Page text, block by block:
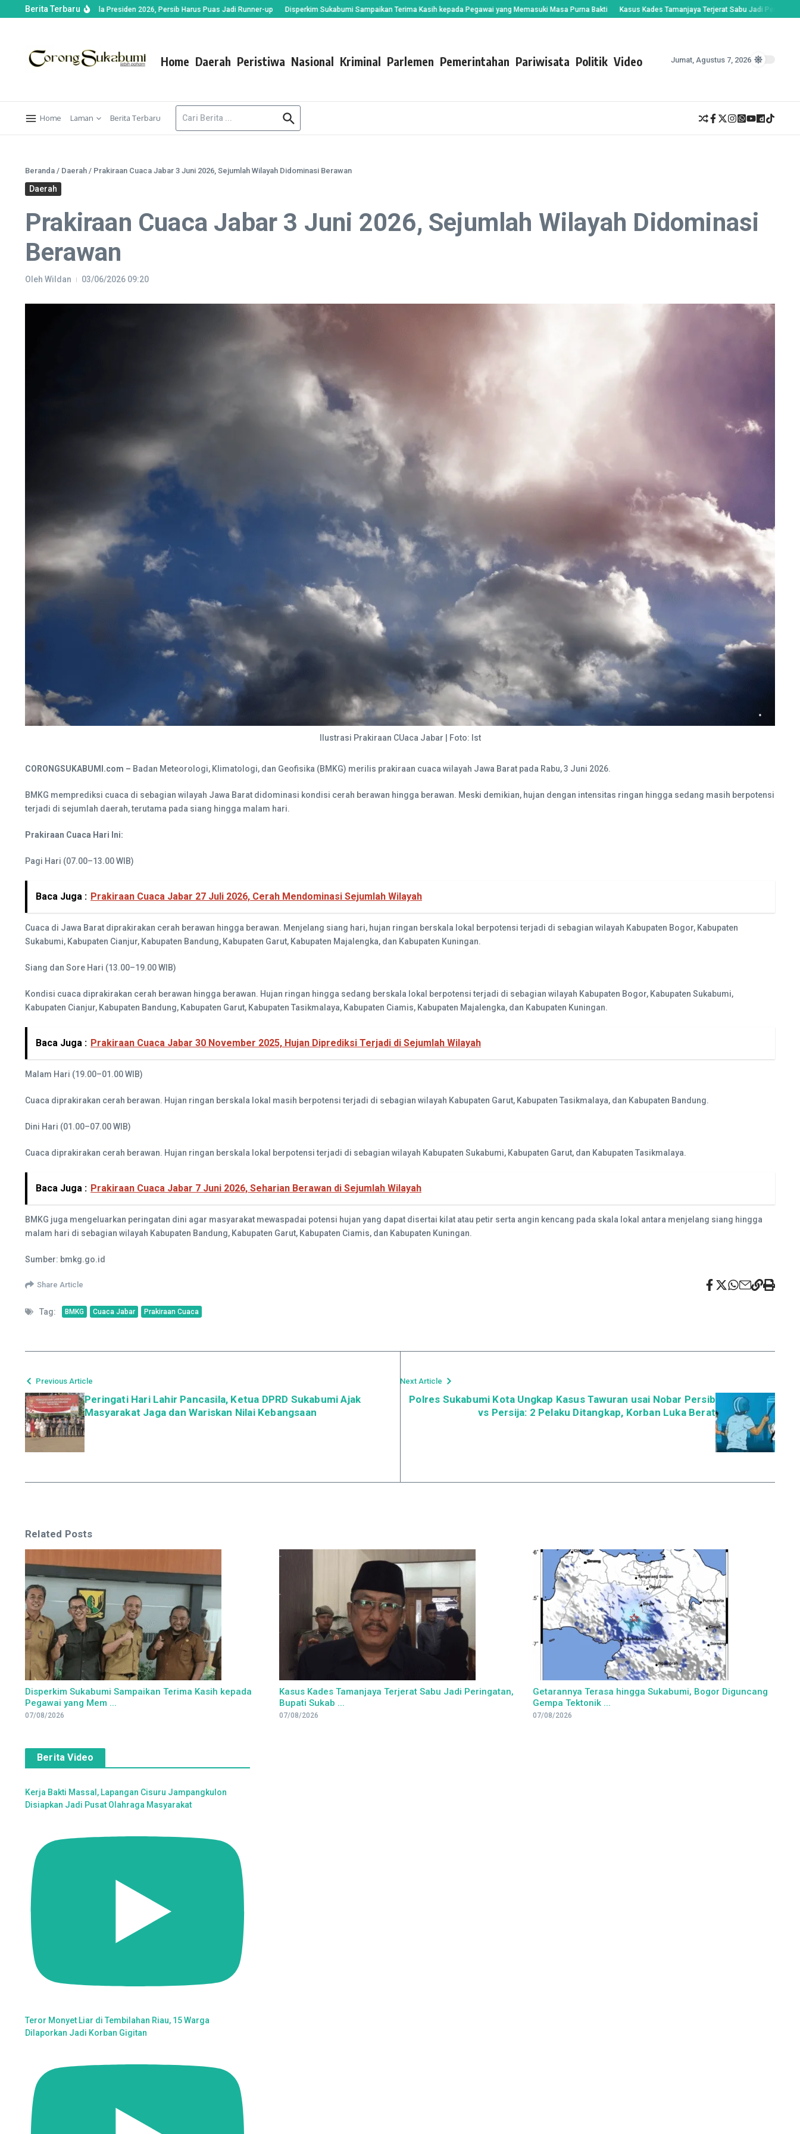
Berita Terbaru
Warnai Final Piala Presiden 2026, Persib Harus Puas Jadi Runner-up Disperkim Sukabumi Sampaikan Terima Kasih kepada Pegawai yang Memasuki Masa Purna Bakti Kasus Kades Tamanjaya Terjerat Sabu Jadi Peringatan,
Home Daerah Peristiwa Nasional Kriminal Parlemen Pemerintahan Pariwisata Politik Video Jumat, Agustus 7, 2026
Home Laman Berita Terbaru
Beranda / Daerah / Prakiraan Cuaca Jabar 3 Juni 2026, Sejumlah Wilayah Didominasi Berawan
Daerah
Prakiraan Cuaca Jabar 3 Juni 2026, Sejumlah Wilayah Didominasi
Berawan
Oleh Wildan 03/06/2026 09:20
Ilustrasi Prakiraan CUaca Jabar | Foto: Ist
CORONGSUKABUMI.com – Badan Meteorologi, Klimatologi, dan Geofisika (BMKG) merilis prakiraan cuaca wilayah Jawa Barat pada Rabu, 3 Juni 2026.
BMKG memprediksi cuaca di sebagian wilayah Jawa Barat didominasi kondisi cerah berawan hingga berawan. Meski demikian, hujan dengan intensitas ringan hingga sedang masih berpotensi
terjadi di sejumlah daerah, terutama pada siang hingga malam hari.
Prakiraan Cuaca Hari Ini:
Pagi Hari (07.00–13.00 WIB)
Baca Juga : Prakiraan Cuaca Jabar 27 Juli 2026, Cerah Mendominasi Sejumlah Wilayah
Cuaca di Jawa Barat diprakirakan cerah berawan hingga berawan. Menjelang siang hari, hujan ringan berskala lokal berpotensi terjadi di sebagian wilayah Kabupaten Bogor, Kabupaten
Sukabumi, Kabupaten Cianjur, Kabupaten Bandung, Kabupaten Garut, Kabupaten Majalengka, dan Kabupaten Kuningan.
Siang dan Sore Hari (13.00–19.00 WIB)
Kondisi cuaca diprakirakan cerah berawan hingga berawan. Hujan ringan hingga sedang berskala lokal berpotensi terjadi di sebagian wilayah Kabupaten Bogor, Kabupaten Sukabumi,
Kabupaten Cianjur, Kabupaten Bandung, Kabupaten Garut, Kabupaten Tasikmalaya, Kabupaten Ciamis, Kabupaten Majalengka, dan Kabupaten Kuningan.
Baca Juga : Prakiraan Cuaca Jabar 30 November 2025, Hujan Diprediksi Terjadi di Sejumlah Wilayah
Malam Hari (19.00–01.00 WIB)
Cuaca diprakirakan cerah berawan. Hujan ringan berskala lokal masih berpotensi terjadi di sebagian wilayah Kabupaten Garut, Kabupaten Tasikmalaya, dan Kabupaten Bandung.
Dini Hari (01.00–07.00 WIB)
Cuaca diprakirakan cerah berawan. Hujan ringan berskala lokal berpotensi terjadi di sebagian wilayah Kabupaten Sukabumi, Kabupaten Garut, dan Kabupaten Tasikmalaya.
Baca Juga : Prakiraan Cuaca Jabar 7 Juni 2026, Seharian Berawan di Sejumlah Wilayah
BMKG juga mengeluarkan peringatan dini agar masyarakat mewaspadai potensi hujan yang dapat disertai kilat atau petir serta angin kencang pada skala lokal antara menjelang siang hingga
malam hari di sebagian wilayah Kabupaten Bandung, Kabupaten Garut, Kabupaten Ciamis, dan Kabupaten Kuningan.
Sumber: bmkg.go.id
Share Article
Tag: BMKG Cuaca Jabar Prakiraan Cuaca
Previous Article
Peringati Hari Lahir Pancasila, Ketua DPRD Sukabumi Ajak
Masyarakat Jaga dan Wariskan Nilai Kebangsaan
Next Article
Polres Sukabumi Kota Ungkap Kasus Tawuran usai Nobar Persib
vs Persija: 2 Pelaku Ditangkap, Korban Luka Berat
Related Posts
Disperkim Sukabumi Sampaikan Terima Kasih kepada
Pegawai yang Mem ...
07/08/2026
Kasus Kades Tamanjaya Terjerat Sabu Jadi Peringatan,
Bupati Sukab ...
07/08/2026
Getarannya Terasa hingga Sukabumi, Bogor Diguncang
Gempa Tektonik ...
07/08/2026
Berita Video
Kerja Bakti Massal, Lapangan Cisuru Jampangkulon
Disiapkan Jadi Pusat Olahraga Masyarakat
Teror Monyet Liar di Tembilahan Riau, 15 Warga
Dilaporkan Jadi Korban Gigitan